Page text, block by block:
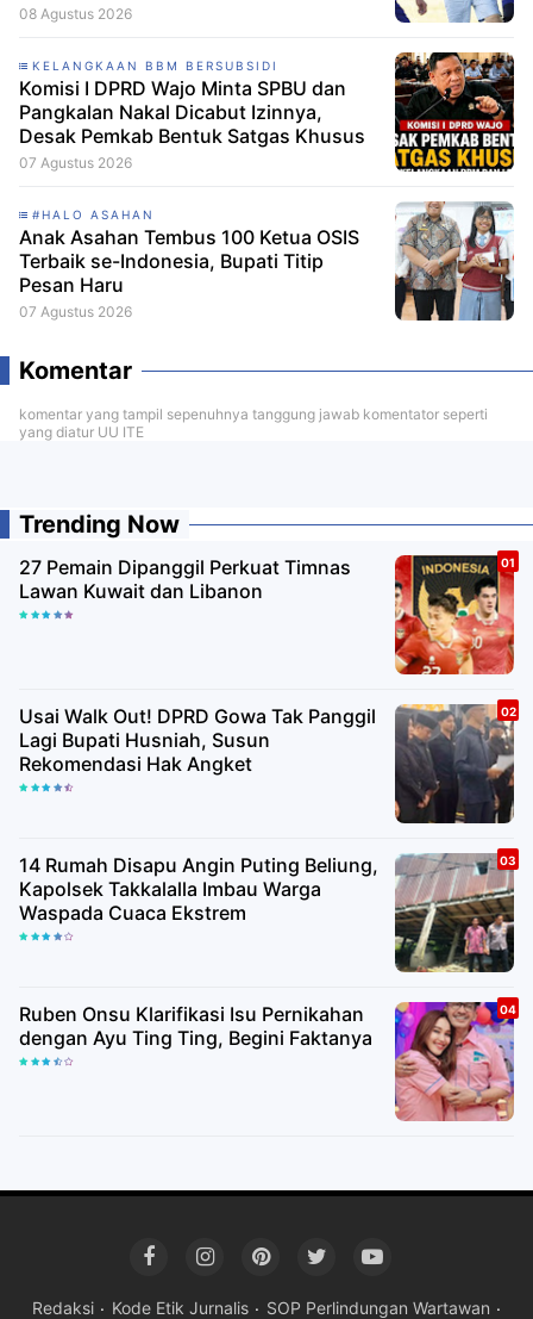
08 Agustus 2026
KELANGKAAN BBM BERSUBSIDI
Komisi I DPRD Wajo Minta SPBU dan
Pangkalan Nakal Dicabut Izinnya,
Desak Pemkab Bentuk Satgas Khusus
07 Agustus 2026
#HALO ASAHAN
Anak Asahan Tembus 100 Ketua OSIS
Terbaik se-Indonesia, Bupati Titip
Pesan Haru
07 Agustus 2026
Komentar
komentar yang tampil sepenuhnya tanggung jawab komentator seperti
yang diatur UU ITE
Trending Now
27 Pemain Dipanggil Perkuat Timnas
Lawan Kuwait dan Libanon
Usai Walk Out! DPRD Gowa Tak Panggil
Lagi Bupati Husniah, Susun
Rekomendasi Hak Angket
14 Rumah Disapu Angin Puting Beliung,
Kapolsek Takkalalla Imbau Warga
Waspada Cuaca Ekstrem
Ruben Onsu Klarifikasi Isu Pernikahan
dengan Ayu Ting Ting, Begini Faktanya
Redaksi Kode Etik Jurnalis SOP Perlindungan Wartawan